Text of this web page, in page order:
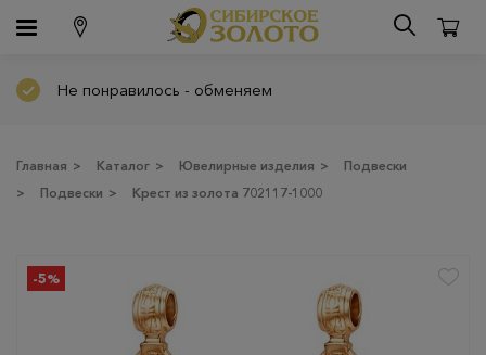
Не понравилось - обменяем
Главная > Каталог > Ювелирные изделия >
Подвески
>
Подвески > Крест из золота 702117-1000
-5%